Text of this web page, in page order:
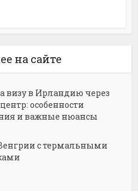
на сайте
визу в Ирландию через
особенности
и важные нюансы
с термальными